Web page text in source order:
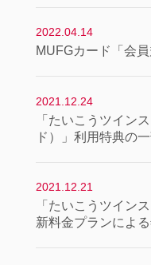
2022.04.14
MUFGカード「会
2021.12.24
「たいこうツイン
ド）」利用特典の
2021.12.21
「たいこうツイン
新料金プランによ